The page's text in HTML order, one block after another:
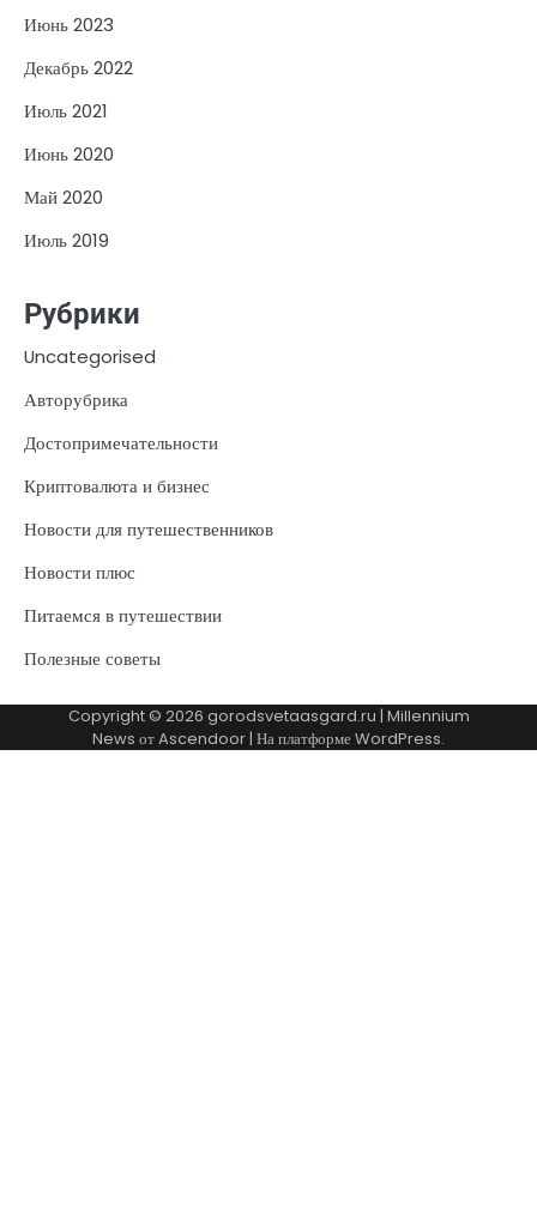
Июнь 2023
Декабрь 2022
Июль 2021
Июнь 2020
Май 2020
Июль 2019
Рубрики
Uncategorised
Авторубрика
Достопримечательности
Криптовалюта и бизнес
Новости для путешественников
Новости плюс
Питаемся в путешествии
Полезные советы
Copyright © 2026 gorodsvetaasgard.ru | Millennium
News отAscendoor | На платформеWordPress.